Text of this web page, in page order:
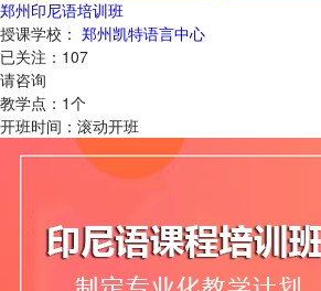
郑州印尼语培训班
授课学校： 郑州凯特语言中心
已关注： 107
请咨询
教学点： 1个
开班时间： 滚动开班